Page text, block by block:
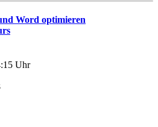
Word optimieren
Uhr